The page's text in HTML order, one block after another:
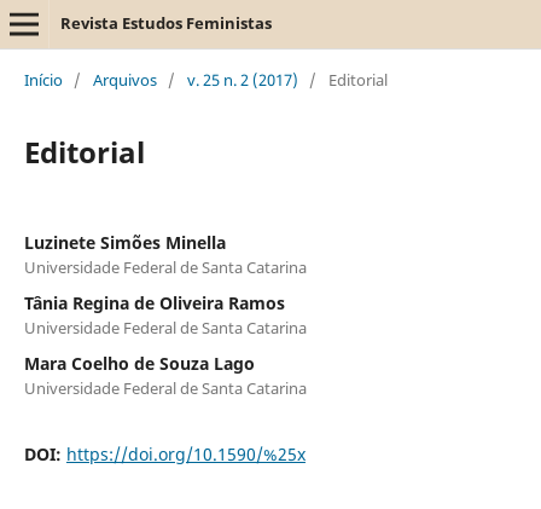
Revista Estudos Feministas
Início / Arquivos / v. 25 n. 2 (2017) / Editorial
Editorial
Luzinete Simões Minella
Universidade Federal de Santa Catarina
Tânia Regina de Oliveira Ramos
Universidade Federal de Santa Catarina
Mara Coelho de Souza Lago
Universidade Federal de Santa Catarina
DOI: https://doi.org/10.1590/%25x